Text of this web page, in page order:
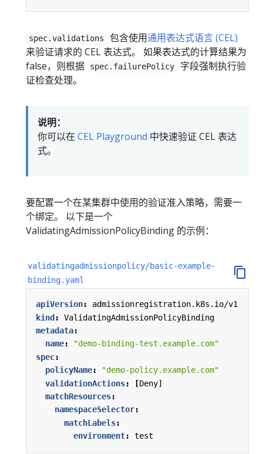
spec.validations 包含使用通用表达式语言 (CEL)
来验证请求的 CEL 表达式。 如果表达式的计算结果为
false，则根据
spec.failurePolicy
字段强制执行验
证检查处理。
说明：
你可以在 CEL Playground 中快速验证 CEL 表达
式。
要配置一个在某集群中使用的验证准入策略，需要一
个绑定。 以下是一个
ValidatingAdmissionPolicyBinding 的示例：
validatingadmissionpolicy/basic-example-
binding.yaml
apiVersion:
admissionregistration.k8s.io/v1
kind:
ValidatingAdmissionPolicyBinding
metadata:
name:
"demo-binding-test.example.com"
spec:
policyName:
"demo-policy.example.com"
validationActions: [Deny]
matchResources:
namespaceSelector:
matchLabels:
environment: test